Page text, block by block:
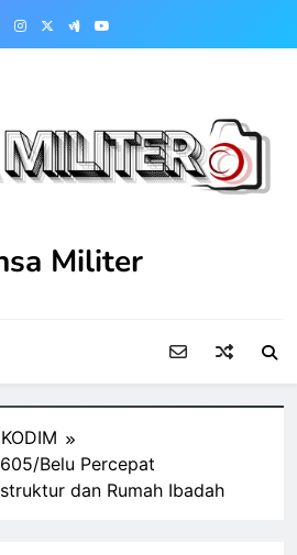
Militer
KODIM
Belu Percepat
dan Rumah Ibadah